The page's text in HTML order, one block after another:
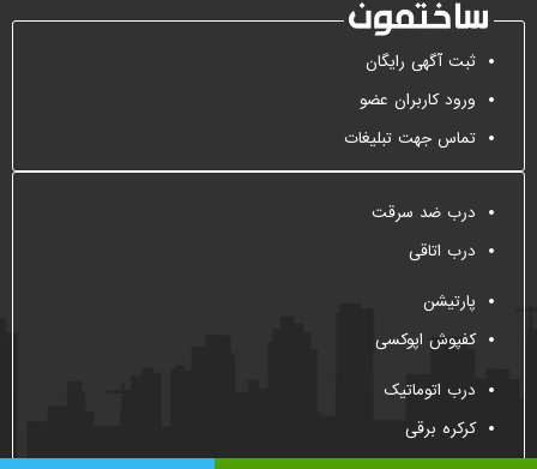
ثبت آگهی رایگان
ورود کاربران عضو
تماس جهت تبلیغات
درب ضد سرقت
درب اتاقی
پارتیشن
کفپوش اپوکسی
درب اتوماتیک
کرکره برقی